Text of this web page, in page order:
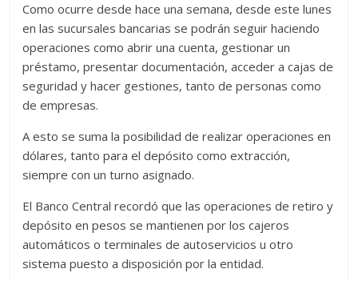
Como ocurre desde hace una semana, desde este lunes
en las sucursales bancarias se podrán seguir haciendo
operaciones como abrir una cuenta, gestionar un
préstamo, presentar documentación, acceder a cajas de
seguridad y hacer gestiones, tanto de personas como
de empresas.
A esto se suma la posibilidad de realizar operaciones en
dólares, tanto para el depósito como extracción,
siempre con un turno asignado.
El Banco Central recordó que las operaciones de retiro y
depósito en pesos se mantienen por los cajeros
automáticos o terminales de autoservicios u otro
sistema puesto a disposición por la entidad.